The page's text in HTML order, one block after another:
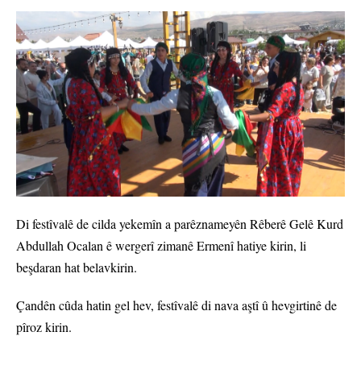
Di festîvalê de cilda yekemîn a parêznameyên Rêberê Gelê Kurd
Abdullah Ocalan ê wergerî zimanê Ermenî hatiye kirin, li
beşdaran hat belavkirin.
Çandên cûda hatin gel hev, festîvalê di nava aştî û hevgirtinê de
pîroz kirin.